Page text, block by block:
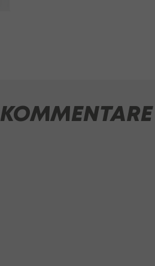
KOMMENTARE